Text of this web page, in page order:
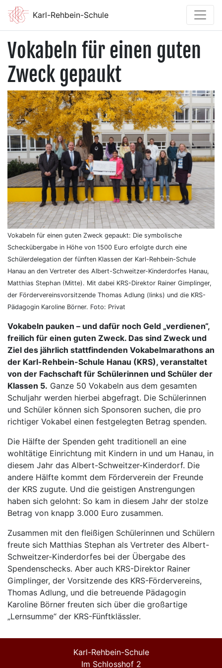
Karl-Rehbein-Schule
Vokabeln für einen guten
Zweck gepaukt
Vokabeln für einen guten Zweck gepaukt: Die symbolische
Scheckübergabe in Höhe von 1500 Euro erfolgte durch eine
Schülerdelegation der fünften Klassen der Karl-Rehbein-Schule
Hanau an den Vertreter des Albert-Schweitzer-Kinderdorfes Hanau,
Matthias Stephan (Mitte). Mit dabei KRS-Direktor Rainer Gimplinger,
der Fördervereinsvorsitzende Thomas Adlung (links) und die KRS-
Pädagogin Karoline Börner. Foto: Privat
Vokabeln pauken – und dafür noch Geld „verdienen“,
freilich für einen guten Zweck. Das sind Zweck und
Ziel des jährlich stattfindenden Vokabelmarathons an
der Karl-Rehbein-Schule Hanau (KRS), veranstaltet
von der Fachschaft für Schülerinnen und Schüler der
Klassen 5. Ganze 50 Vokabeln aus dem gesamten
Schuljahr werden hierbei abgefragt. Die Schülerinnen
und Schüler können sich Sponsoren suchen, die pro
richtiger Vokabel einen festgelegten Betrag spenden.
Die Hälfte der Spenden geht traditionell an eine
wohltätige Einrichtung mit Kindern in und um Hanau, in
diesem Jahr das Albert-Schweitzer-Kinderdorf. Die
andere Hälfte kommt dem Förderverein der Freunde
der KRS zugute. Und die geistigen Anstrengungen
haben sich gelohnt: So kam in diesem Jahr der stolze
Betrag von knapp 3.000 Euro zusammen.
Zusammen mit den fleißigen Schülerinnen und Schülern
freute sich Matthias Stephan als Vertreter des Albert-
Schweitzer-Kinderdorfes bei der Übergabe des
Spendenschecks. Aber auch KRS-Direktor Rainer
Gimplinger, der Vorsitzende des KRS-Fördervereins,
Thomas Adlung, und die betreuende Pädagogin
Karoline Börner freuten sich über die großartige
„Lernsumme“ der KRS-Fünftklässler.
Karl-Rehbein-Schule
Im Schlosshof 2